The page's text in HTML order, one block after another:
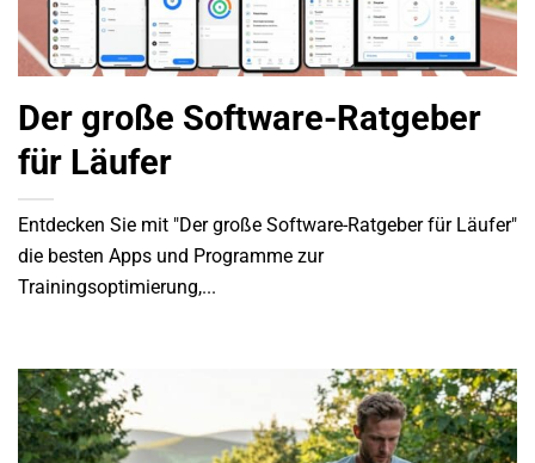
Der große Software-Ratgeber
für Läufer
Entdecken Sie mit "Der große Software-Ratgeber für Läufer"
die besten Apps und Programme zur
Trainingsoptimierung,...